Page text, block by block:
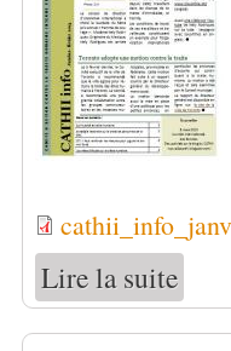
Lire la suite